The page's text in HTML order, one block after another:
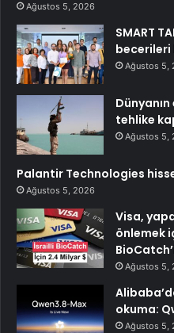
Ağustos 5, 2026
SMART
becerileri
Ağustos 5,
tehlike
Ağustos 5,
Palantir Technologies
Ağustos 5, 2026
Visa,
önlemek
Ağustos 5,
okuma:
Ağustos 5,